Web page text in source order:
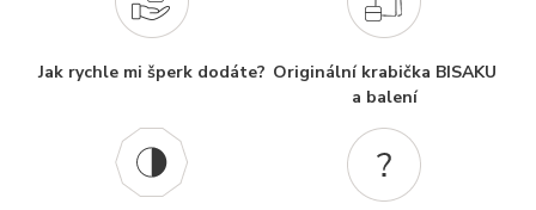
Jak rychle mi šperk dodáte? Originální krabička BISAKU
a balení